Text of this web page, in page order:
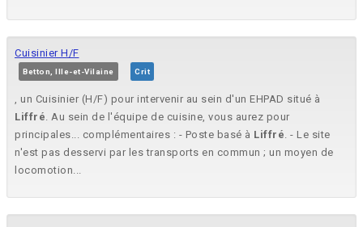
Cuisinier H/F
Betton, Ille-et-Vilaine Crit
, un Cuisinier (H/F) pour intervenir au sein d'un EHPAD situé à
Liffré. Au sein de l'équipe de cuisine, vous aurez pour
principales... complémentaires : - Poste basé à Liffré. - Le site
n'est pas desservi par les transports en commun ; un moyen de
locomotion...